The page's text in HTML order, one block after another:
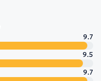
9.7
9.5
9.7